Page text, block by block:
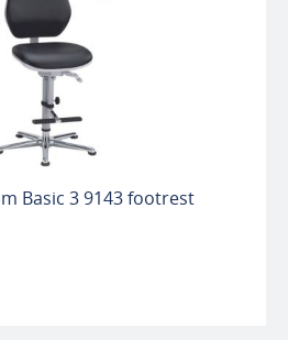
Basic 3 9143 footrest